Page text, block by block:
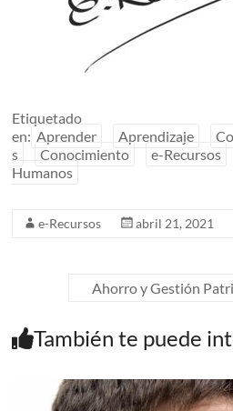
Etiquetado
en: Aprender Aprendizaje
s
Conocimiento e-Recursos
Humanos
e-Recursos abril 21, 2021
Ahorro y Gestión
También te puede